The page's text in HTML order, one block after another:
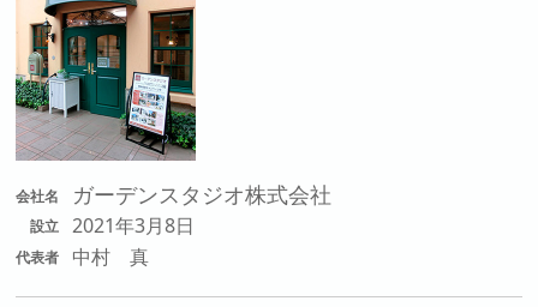
会社名 ガーデンスタジオ株式会社
設立 2021年3月8日
代表者 中村 真